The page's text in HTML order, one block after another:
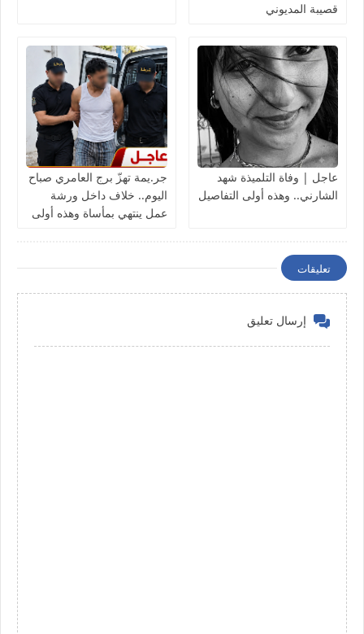
قصيبة المديوني
عاجل | وفاة التلميذة شهد
الشارني.. وهذه أولى التفاصيل
جر.يمة تهزّ برج العامري صباح
اليوم.. خلاف داخل ورشة
عمل ينتهي بمأساة وهذه أولى
تعليقات
إرسال تعليق